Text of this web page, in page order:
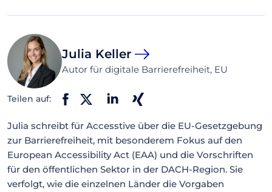
Julia Keller
Autor für digitale Barrierefreiheit, EU
Teilen auf:
Julia schreibt für Accesstive über die EU-Gesetzgebung
zur Barrierefreiheit, mit besonderem Fokus auf den
European Accessibility Act (EAA) und die Vorschriften
für den öffentlichen Sektor in der DACH-Region. Sie
verfolgt, wie die einzelnen Länder die Vorgaben